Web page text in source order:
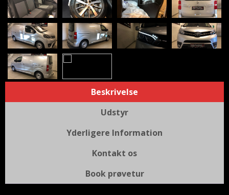
Beskrivelse
Udstyr
Yderligere Information
Kontakt os
Book prøvetur